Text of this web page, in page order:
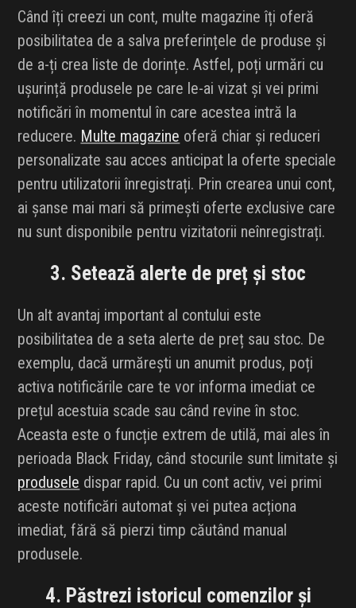
Când îți creezi un cont, multe magazine îți oferă
posibilitatea de a salva preferințele de produse și
de a-ți crea liste de dorințe. Astfel, poți urmări cu
ușurință produsele pe care le-ai vizat și vei primi
notificări în momentul în care acestea intră la
reducere. Multe magazine oferă chiar și reduceri
personalizate sau acces anticipat la oferte speciale
pentru utilizatorii înregistrați. Prin crearea unui cont,
ai șanse mai mari să primești oferte exclusive care
nu sunt disponibile pentru vizitatorii neînregistrați.
3. Setează alerte de preț și stoc
Un alt avantaj important al contului este
posibilitatea de a seta alerte de preț sau stoc. De
exemplu, dacă urmărești un anumit produs, poți
activa notificările care te vor informa imediat ce
prețul acestuia scade sau când revine în stoc.
Aceasta este o funcție extrem de utilă, mai ales în
perioada Black Friday, când stocurile sunt limitate și
produsele dispar rapid. Cu un cont activ, vei primi
aceste notificări automat și vei putea acționa
imediat, fără să pierzi timp căutând manual
produsele.
4. Păstrezi istoricul comenzilor și